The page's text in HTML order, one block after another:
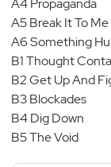
A5 Break It To Me
A6 Something
B1 Thought
B2 Get Up And
B3 Blockades
B4 Dig Down
B5 The Void